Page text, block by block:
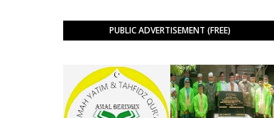
PUBLIC ADVERTISEMENT (FREE)